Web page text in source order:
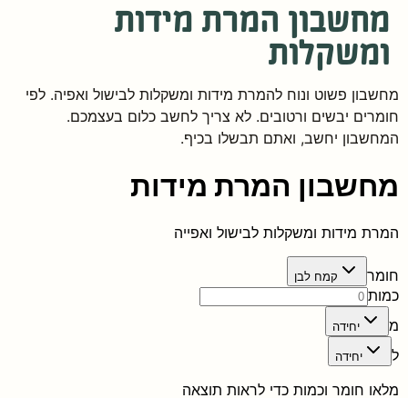
מחשבון המרת מידות
ומשקלות
מחשבון פשוט ונוח להמרת מידות ומשקלות לבישול ואפיה. לפי
חומרים יבשים ורטובים. לא צריך לחשב כלום בעצמכם.
המחשבון יחשב, ואתם תבשלו בכיף.